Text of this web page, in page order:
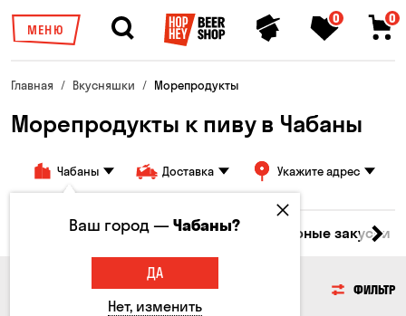
МЕНЮ
0 0
Главная Вкусняшки Морепродукты
Морепродукты к пиву в Чабаны
Чабаны Доставка Укажите адрес
Мясо Рыба Морепродукты Сырные закуски
МОРЕПРОДУКТЫ ФИЛЬТР
Ваш город —Чабаны?
ДА
Нет, изменить